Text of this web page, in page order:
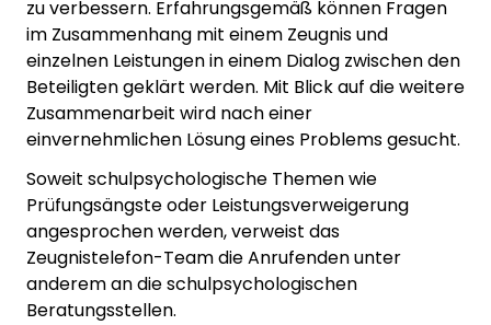
zu verbessern. Erfahrungsgemäß können Fragen
im Zusammenhang mit einem Zeugnis und
einzelnen Leistungen in einem Dialog zwischen den
Beteiligten geklärt werden. Mit Blick auf die weitere
Zusammenarbeit wird nach einer
einvernehmlichen Lösung eines Problems gesucht.
Soweit schulpsychologische Themen wie
Prüfungsängste oder Leistungsverweigerung
angesprochen werden, verweist das
Zeugnistelefon-Team die Anrufenden unter
anderem an die schulpsychologischen
Beratungsstellen.